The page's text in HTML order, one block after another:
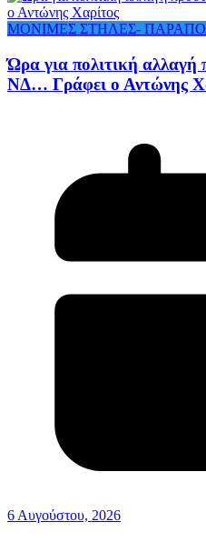
ΜΟΝΙΜΕΣ ΣΤΗΛΕΣ-
Ώρα για πολιτική
ΝΔ… Γράφει ο Αντώνης
6 Αυγούστου, 2026